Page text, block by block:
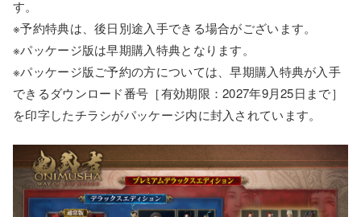
す。
※予約特典は、後日別途入手できる場合がございます。
※パッケージ版は早期購入特典となります。
※パッケージ版ご予約の方については、早期購入特典が入手
できるダウンロード番号［有効期限：2027年9月25日まで］
を印字したチラシがパッケージ内に封入されています。